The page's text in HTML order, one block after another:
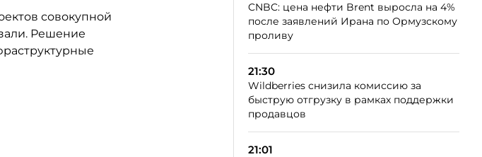
совокупной
Решение
CNBC: цена нефти Brent выросла на 4%
после заявлений Ирана по Ормузскому
проливу
21:30
Wildberries снизила комиссию за
быструю отгрузку в рамках поддержки
продавцов
21:01